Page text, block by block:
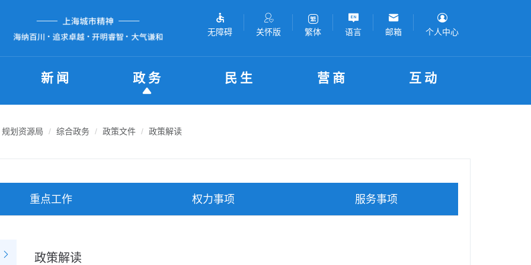
无障碍 关怀版 繁体 语言 邮箱 个人中心
新闻 政务 民生 营商 互动
规划资源局 综合政务 政策文件 政策解读
重点工作 权力事项 服务事项
政策解读